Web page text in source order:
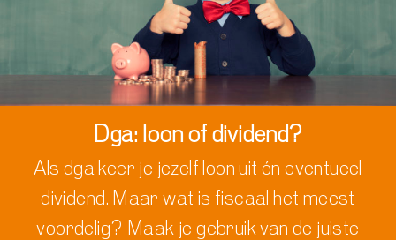
Dga: loon of dividend?
Als dga keer je jezelf loon uit én eventueel
dividend. Maar wat is fiscaal het meest
voordelig? Maak je gebruik van de juiste